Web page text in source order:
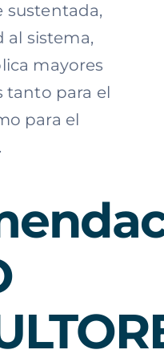
sustentada,
al sistema,
mayores
tanto para el
para el